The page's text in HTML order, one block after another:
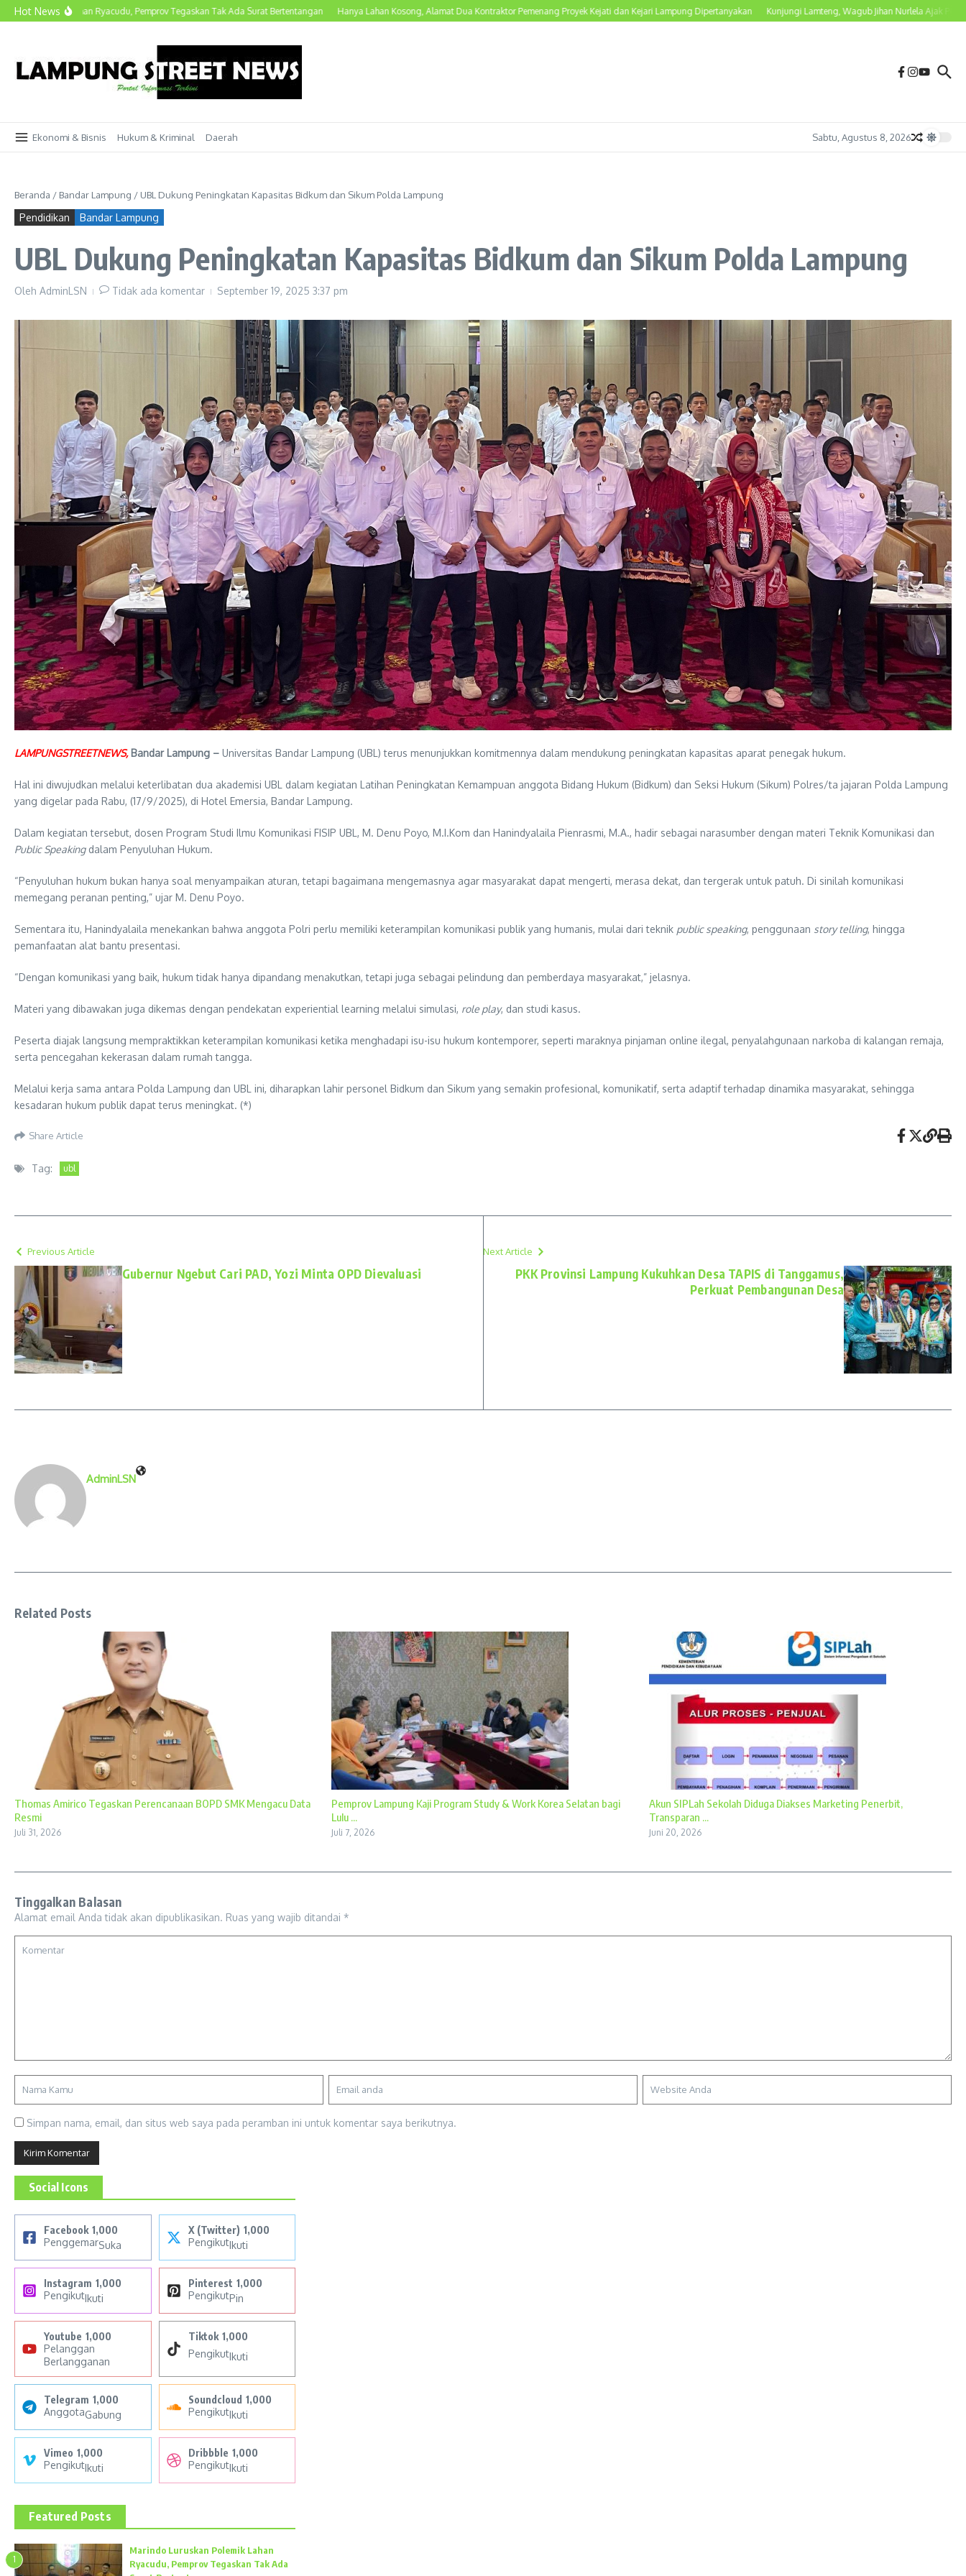
Lewati ke konten
Hot News
Lahan Ryacudu, Pemprov Tegaskan Tak Ada Surat Bertentangan Hanya Lahan Kosong, Alamat Dua Kontraktor Pemenang Proyek Kejati dan Kejari Lampung Dipertanyakan Kunjungi Lamteng, Wagub Jihan Nurlela Ajak Petani
Ekonomi & Bisnis Hukum & Kriminal Daerah Sabtu, Agustus 8, 2026
Beranda / Bandar Lampung / UBL Dukung Peningkatan Kapasitas Bidkum dan Sikum Polda Lampung
Pendidikan Bandar Lampung
UBL Dukung Peningkatan Kapasitas Bidkum dan Sikum Polda Lampung
Oleh AdminLSN Tidak ada komentar September 19, 2025 3:37 pm
LAMPUNGSTREETNEWS, Bandar Lampung – Universitas Bandar Lampung (UBL) terus menunjukkan komitmennya dalam mendukung peningkatan kapasitas aparat penegak hukum.
Hal ini diwujudkan melalui keterlibatan dua akademisi UBL dalam kegiatan Latihan Peningkatan Kemampuan anggota Bidang Hukum (Bidkum) dan Seksi Hukum (Sikum) Polres/ta jajaran Polda Lampung
yang digelar pada Rabu, (17/9/2025), di Hotel Emersia, Bandar Lampung.
Dalam kegiatan tersebut, dosen Program Studi Ilmu Komunikasi FISIP UBL, M. Denu Poyo, M.I.Kom dan Hanindyalaila Pienrasmi, M.A., hadir sebagai narasumber dengan materi Teknik Komunikasi dan
Public Speakingdalam Penyuluhan Hukum.
“Penyuluhan hukum bukan hanya soal menyampaikan aturan, tetapi bagaimana mengemasnya agar masyarakat dapat mengerti, merasa dekat, dan tergerak untuk patuh. Di sinilah komunikasi
memegang peranan penting,” ujar M. Denu Poyo.
Sementara itu, Hanindyalaila menekankan bahwa anggota Polri perlu memiliki keterampilan komunikasi publik yang humanis, mulai dari teknik public speaking, penggunaan story telling, hingga
pemanfaatan alat bantu presentasi.
“Dengan komunikasi yang baik, hukum tidak hanya dipandang menakutkan, tetapi juga sebagai pelindung dan pemberdaya masyarakat,” jelasnya.
Materi yang dibawakan juga dikemas dengan pendekatan experiential learning melalui simulasi, role play, dan studi kasus.
Peserta diajak langsung mempraktikkan keterampilan komunikasi ketika menghadapi isu-isu hukum kontemporer, seperti maraknya pinjaman online ilegal, penyalahgunaan narkoba di kalangan remaja,
serta pencegahan kekerasan dalam rumah tangga.
Melalui kerja sama antara Polda Lampung dan UBL ini, diharapkan lahir personel Bidkum dan Sikum yang semakin profesional, komunikatif, serta adaptif terhadap dinamika masyarakat, sehingga
kesadaran hukum publik dapat terus meningkat. (*)
Share Article
Tag: ubl
Previous Article
Gubernur Ngebut Cari PAD, Yozi Minta OPD Dievaluasi
Next Article
PKK Provinsi Lampung Kukuhkan Desa TAPIS di Tanggamus,
Perkuat Pembangunan Desa
AdminLSN
Related Posts
Thomas Amirico Tegaskan Perencanaan BOPD SMK Mengacu Data
Resmi
Juli 31, 2026
Pemprov Lampung Kaji Program Study & Work Korea Selatan bagi
Lulu ...
Juli 7, 2026
Akun SIPLah Sekolah Diduga Diakses Marketing Penerbit,
Transparan ...
Juni 20, 2026
Tinggalkan Balasan
Alamat email Anda tidak akan dipublikasikan. Ruas yang wajib ditandai *
Simpan nama, email, dan situs web saya pada peramban ini untuk komentar saya berikutnya.
Social Icons
Facebook 1,000
PenggemarSuka
X (Twitter) 1,000
PengikutIkuti
Instagram 1,000
PengikutIkuti
Pinterest 1,000
PengikutPin
Youtube 1,000
Pelanggan
Berlangganan
Tiktok 1,000
PengikutIkuti
Telegram 1,000
AnggotaGabung
Soundcloud 1,000
PengikutIkuti
Vimeo 1,000
PengikutIkuti
Dribbble 1,000
PengikutIkuti
Featured Posts
1
Marindo Luruskan Polemik Lahan
Ryacudu, Pemprov Tegaskan Tak Ada